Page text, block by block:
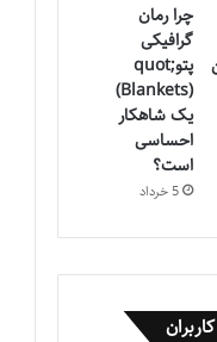
چرا رمان
گرافیکی
پتوquot;
(Blankets)
یک شاهکار
احساسی
است؟
5 خرداد